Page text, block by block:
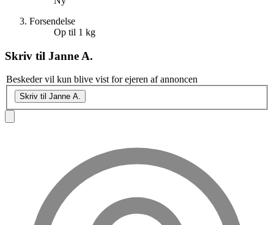
Forsendelse
Op til 1 kg
Skriv til Janne A.
Beskeder vil kun blive vist for ejeren af annoncen
Skriv til Janne A.